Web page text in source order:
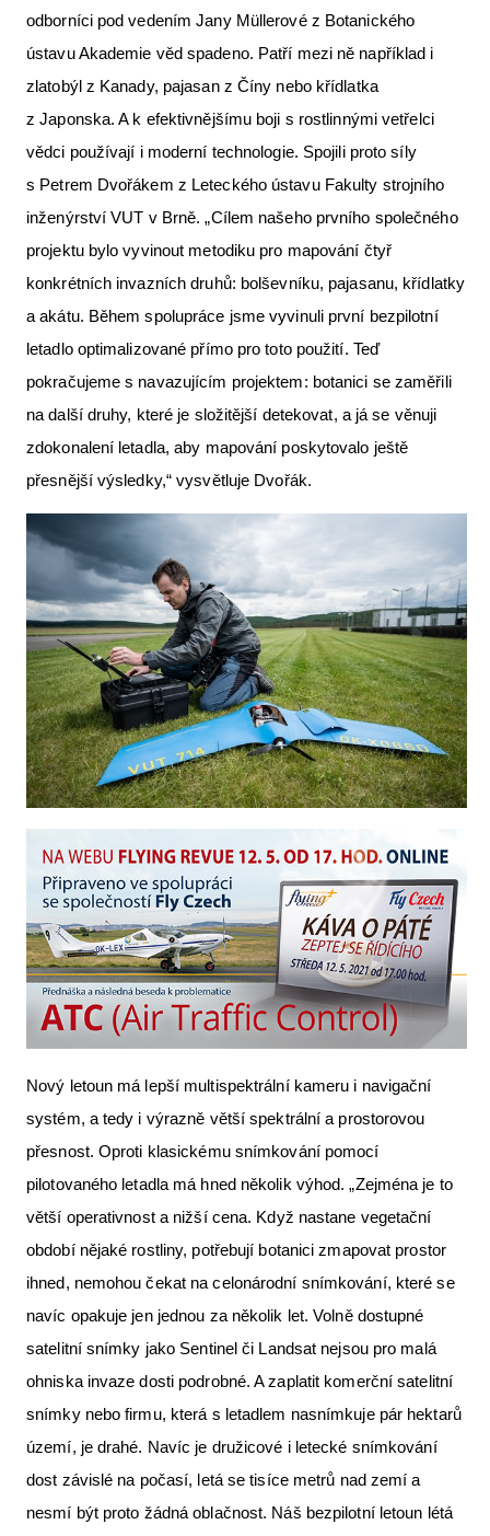
odborníci pod vedením Jany Müllerové z Botanického
ústavu Akademie věd spadeno. Patří mezi ně například i
zlatobýl z Kanady, pajasan z Číny nebo křídlatka
z Japonska. A k efektivnějšímu boji s rostlinnými vetřelci
vědci používají i moderní technologie. Spojili proto síly
s Petrem Dvořákem z Leteckého ústavu Fakulty strojního
inženýrství VUT v Brně. „Cílem našeho prvního společného
projektu bylo vyvinout metodiku pro mapování čtyř
konkrétních invazních druhů: bolševníku, pajasanu, křídlatky
a akátu. Během spolupráce jsme vyvinuli první bezpilotní
letadlo optimalizované přímo pro toto použití. Teď
pokračujeme s navazujícím projektem: botanici se zaměřili
na další druhy, které je složitější detekovat, a já se věnuji
zdokonalení letadla, aby mapování poskytovalo ještě
přesnější výsledky,“ vysvětluje Dvořák.
Nový letoun má lepší multispektrální kameru i navigační
systém, a tedy i výrazně větší spektrální a prostorovou
přesnost. Oproti klasickému snímkování pomocí
pilotovaného letadla má hned několik výhod. „Zejména je to
větší operativnost a nižší cena. Když nastane vegetační
období nějaké rostliny, potřebují botanici zmapovat prostor
ihned, nemohou čekat na celonárodní snímkování, které se
navíc opakuje jen jednou za několik let. Volně dostupné
satelitní snímky jako Sentinel či Landsat nejsou pro malá
ohniska invaze dosti podrobné. A zaplatit komerční satelitní
snímky nebo firmu, která s letadlem nasnímkuje pár hektarů
území, je drahé. Navíc je družicové i letecké snímkování
dost závislé na počasí, letá se tisíce metrů nad zemí a
nesmí být proto žádná oblačnost. Náš bezpilotní letoun létá